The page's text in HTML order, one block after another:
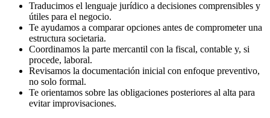
Traducimos el lenguaje jurídico a decisiones comprensibles y
útiles para el negocio.
Te ayudamos a comparar opciones antes de comprometer una
estructura societaria.
Coordinamos la parte mercantil con la fiscal, contable y, si
procede, laboral.
Revisamos la documentación inicial con enfoque preventivo,
no solo formal.
Te orientamos sobre las obligaciones posteriores al alta para
evitar improvisaciones.